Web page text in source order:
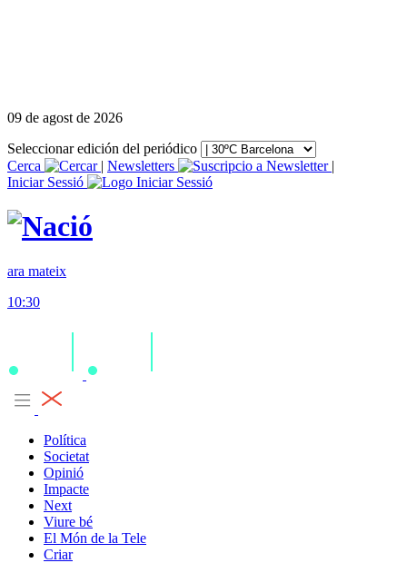
09 de agost de 2026
Seleccionar edición del periódico
Cerca
| Newsletters
|
Iniciar Sessió
ara mateix
10:30
Política
Societat
Opinió
Impacte
Next
Viure bé
El Món de la Tele
Criar